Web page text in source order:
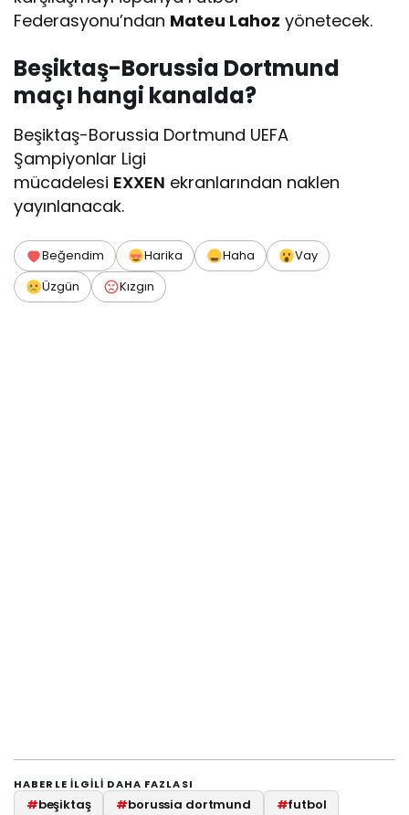
Federasyonu’ndan Mateu Lahoz yönetecek.
Beşiktaş-Borussia Dortmund
maçı hangi kanalda?
Beşiktaş-Borussia Dortmund UEFA
Şampiyonlar Ligi
mücadelesi EXXEN ekranlarından naklen
yayınlanacak.
Beğendim Harika Haha
Vay
Üzgün
Kızgın
HABERLE ILGILI DAHA FAZLASI
#beşiktaş #borussia dortmund #futbol